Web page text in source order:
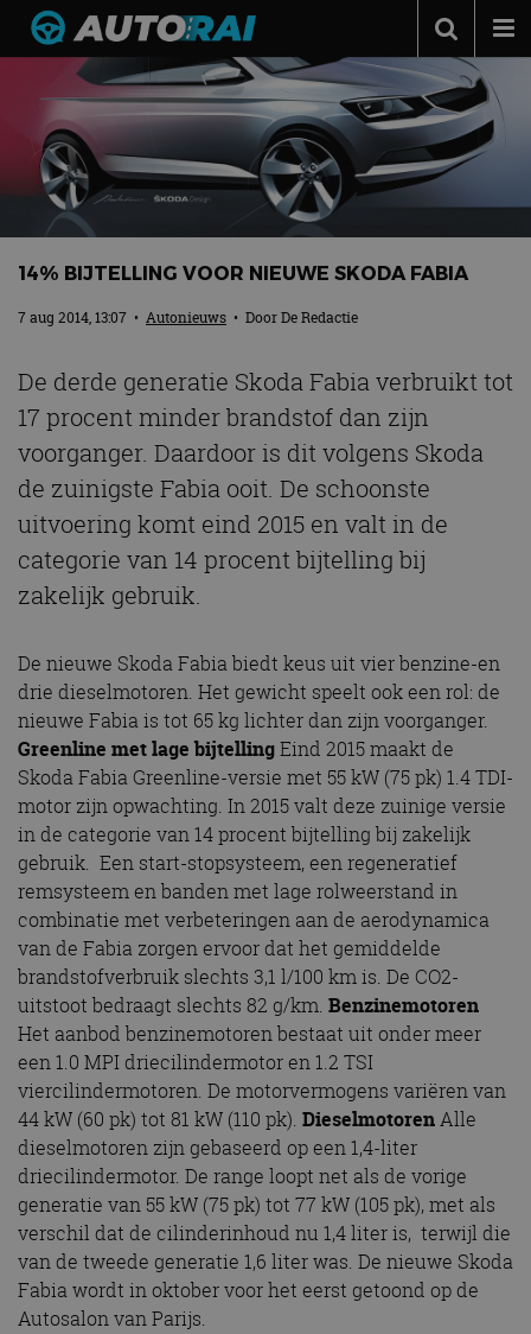
Autonieuws
Podcast
Autotests
Automerken
Adverteren
14% BIJTELLING VOOR NIEUWE SKODA FABIA
7 aug 2014, 13:07 • Autonieuws • DoorDe Redactie
De derde generatie Skoda Fabia verbruikt tot
17 procent minder brandstof dan zijn
voorganger. Daardoor is dit volgens Skoda
de zuinigste Fabia ooit. De schoonste
uitvoering komt eind 2015 en valt in de
categorie van 14 procent bijtelling bij
zakelijk gebruik.
De nieuwe Skoda Fabia biedt keus uit vier benzine-en
drie dieselmotoren. Het gewicht speelt ook een rol: de
nieuwe Fabia is tot 65 kg lichter dan zijn voorganger.
Greenline met lage bijtellingEind 2015 maakt de
Skoda Fabia Greenline-versie met 55 kW (75 pk) 1.4 TDI-
motor zijn opwachting. In 2015 valt deze zuinige versie
in de categorie van 14 procent bijtelling bij zakelijk
gebruik. Een start-stopsysteem, een regeneratief
remsysteem en banden met lage rolweerstand in
combinatie met verbeteringen aan de aerodynamica
van de Fabia zorgen ervoor dat het gemiddelde
brandstofverbruik slechts 3,1 l/100 km is. De CO2-
uitstoot bedraagt slechts 82 g/km. Benzinemotoren
Het aanbod benzinemotoren bestaat uit onder meer
een 1.0 MPI driecilindermotor en 1.2 TSI
viercilindermotoren. De motorvermogens variëren van
44 kW (60 pk) tot 81 kW (110 pk). DieselmotorenAlle
dieselmotoren zijn gebaseerd op een 1,4-liter
driecilindermotor. De range loopt net als de vorige
generatie van 55 kW (75 pk) tot 77 kW (105 pk), met als
verschil dat de cilinderinhoud nu 1,4 liter is, terwijl die
van de tweede generatie 1,6 liter was. De nieuwe Skoda
Fabia wordt in oktober voor het eerst getoond op de
Autosalon van Parijs.